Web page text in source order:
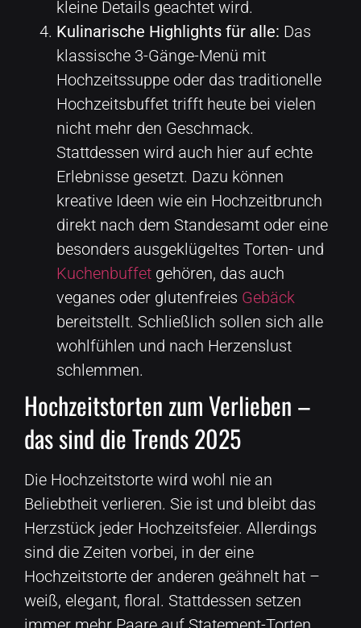
kleine Details geachtet wird.
Kulinarische Highlights für alle: Das
klassische 3-Gänge-Menü mit
Hochzeitssuppe oder das traditionelle
Hochzeitsbuffet trifft heute bei vielen
nicht mehr den Geschmack.
Stattdessen wird auch hier auf echte
Erlebnisse gesetzt. Dazu können
kreative Ideen wie ein Hochzeitbrunch
direkt nach dem Standesamt oder eine
besonders ausgeklügeltes Torten- und
Kuchenbuffet gehören, das auch
veganes oder glutenfreies Gebäck
bereitstellt. Schließlich sollen sich alle
wohlfühlen und nach Herzenslust
schlemmen.
Hochzeitstorten zum Verlieben –
das sind die Trends 2025
Die Hochzeitstorte wird wohl nie an
Beliebtheit verlieren. Sie ist und bleibt das
Herzstück jeder Hochzeitsfeier. Allerdings
sind die Zeiten vorbei, in der eine
Hochzeitstorte der anderen geähnelt hat –
weiß, elegant, floral. Stattdessen setzen